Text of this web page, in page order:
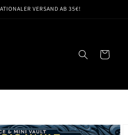
VERSAND AB 35€!
Warenkorb